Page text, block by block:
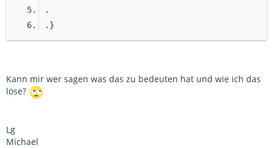
.
.}
Kann mir wer sagen was das zu bedeuten hat und wie ich das
löse?
Lg
Michael